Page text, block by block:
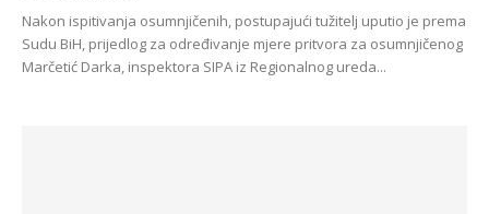
Nakon ispitivanja osumnjičenih, postupajući tužitelj uputio je prema
Sudu BiH, prijedlog za određivanje mjere pritvora za osumnjičenog
Marčetić Darka, inspektora SIPA iz Regionalnog ureda...